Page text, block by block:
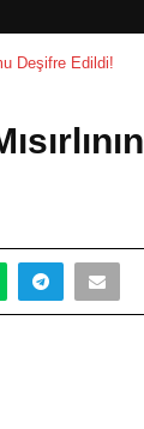
Deşifre Edildi!